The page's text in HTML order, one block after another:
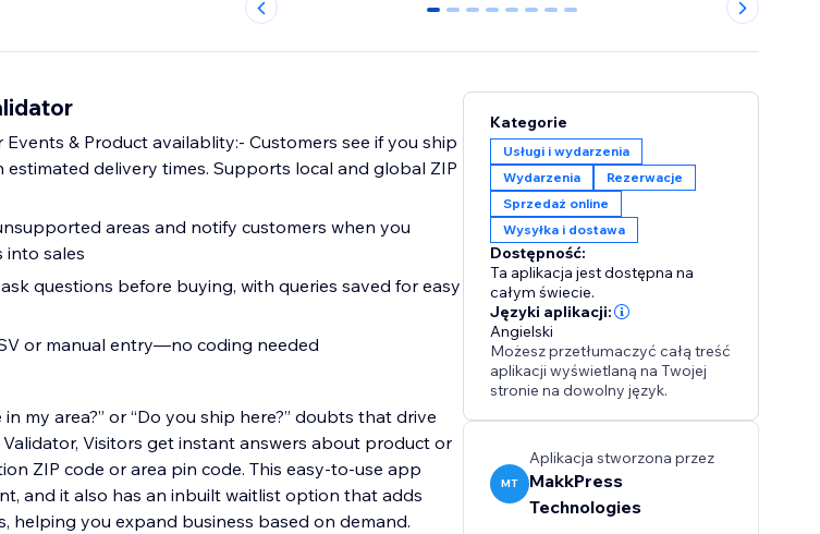
0 1 2 3 4 5 6 7
& Product availablity:- Customers see if you ship
delivery times. Supports local and global ZIP
areas and notify customers when you
into sales
questions before buying, with queries saved for easy
via CSV or manual entry—no coding needed
my area?” or “Do you ship here?” doubts that drive
Visitors get instant answers about product or
ZIP code or area pin code. This easy-to-use app
and it also has an inbuilt waitlist option that adds
helping you expand business based on demand.
Kategorie
Usługi i wydarzenia
Wydarzenia
Rezerwacje
Sprzedaż online
Wysyłka i dostawa
Dostępność:
Ta aplikacja jest dostępna na
całym świecie.
Języki aplikacji:
Angielski
Możesz przetłumaczyć całą treść
aplikacji wyświetlaną na Twojej
stronie na dowolny język.
MT
Aplikacja stworzona przez
MakkPress
Technologies